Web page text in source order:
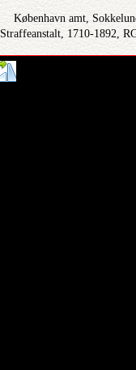
København amt,
Straffeanstalt, 1710-1892,